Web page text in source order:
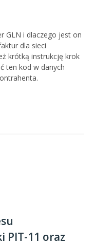
GLN i dlaczego jest on
dla sieci
krótką instrukcję krok
ten kod w danych
PIT-11 oraz